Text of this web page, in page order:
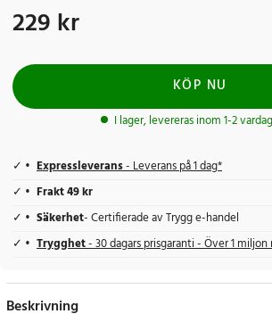
Pris:229 kr
229 kr
KÖP NU
I lager, levereras inom 1-2
Expressleverans- Leverans på 1 dag*
Frakt 49 kr
Säkerhet- Certifierade av Trygg e-handel
Trygghet- 30 dagars prisgaranti - Över 1
Beskrivning